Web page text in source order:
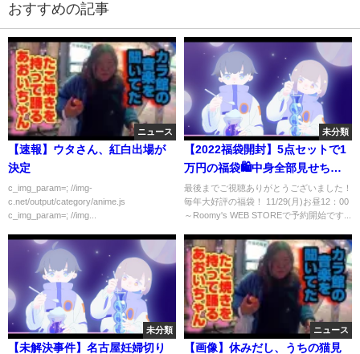
おすすめの記事
ニュース
【速報】ウタさん、紅白出場が
決定
c_img_param=; //img-
c.net/output/category/anime.js
c_img_param=; //img...
未分類
【2022福袋開封】5点セットで1
万円の福袋🛍中身全部見せちゃ
います！！！
最後までご視聴ありがとうございました！
毎年大好評の福袋！ 11/29(月)お昼12：00
～Roomy's WEB STOREで予約開始です...
未分類
【未解決事件】名古屋妊婦切り
ニュース
【画像】休みだし、うちの猫見